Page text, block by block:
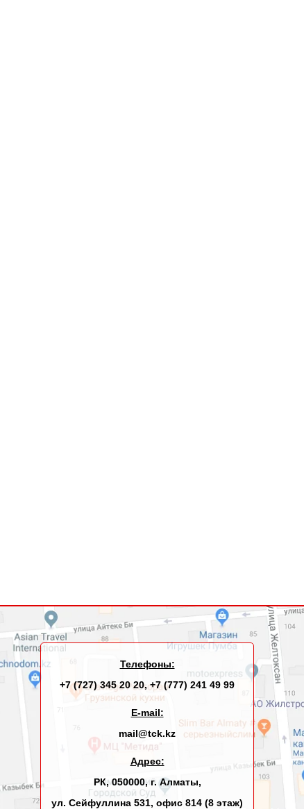
Телефоны:
+7 (727) 345 20 20, +7 (777) 241 49 99
E-mail:
mail@tck.kz
Адрес:
РК, 050000, г. Алматы,
ул. Сейфуллина 531, офис 814 (8 этаж)